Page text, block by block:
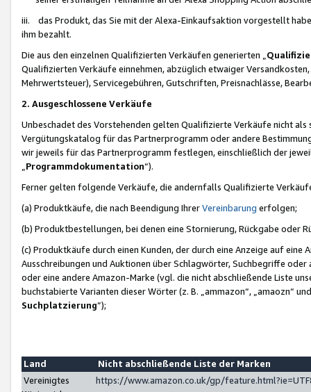
iii. das Produkt, das Sie mit der Alexa-Einkaufsaktion vorgestellt
ihm bezahlt.
Die aus den einzelnen Qualifizierten Verkäufen generierten „
Qualifizierten Verkäufe einnehmen, abzüglich etwaiger
Mehrwertsteuer), Servicegebühren, Gutschriften, Preisnachlässe,
2. Ausgeschlossene Verkäufe
Unbeschadet des Vorstehenden gelten Qualifizierte Verkäufe nicht
Vergütungskatalog für das Partnerprogramm oder andere
wir jeweils für das Partnerprogramm festlegen, einschließlich der
Programmdokumentation“).
Ferner gelten folgende Verkäufe, die andernfalls Qualifizierte
(a) Produktkäufe, die nach Beendigung IhrerVereinbarung erfolgen;
(b) Produktbestellungen, bei denen eine Stornierung, Rückgabe oder
(c) Produktkäufe durch einen Kunden, der durch eine Anzeige auf
Ausschreibungen und Auktionen über Schlagwörter, Suchbegriffe
oder eine andere Amazon-Marke (vgl. die nicht abschließende Liste
buchstabierte Varianten dieser Wörter (z. B. „ammazon“, „amaozn“
Suchplatzierung”);
Land
Nicht abschließende Liste der Marken
Vereinigtes
https://www.amazon.co.uk/gp/